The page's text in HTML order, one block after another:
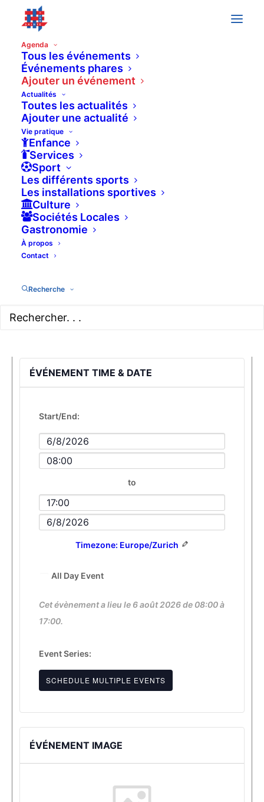
Agenda
Tous les événements
Événements phares
Ajouter un événement
Actualités
Toutes les actualités
Ajouter une actualité
Vie pratique
Enfance
Services
Sport
Les différents sports
Les installations sportives
Culture
Sociétés Locales
Gastronomie
À propos
Contact
Recherche
AJOUTER UN ÉVÉNEMENT
ÉVÉNEMENT TITLE:
ÉVÉNEMENT DESCRIPTION:
ÉVÉNEMENT TIME & DATE
Start/End:
Event
Start
Date
Event
Start
to
Event
End
Time
Event
End
Timezone: Europe/Zurich
All Day Event
Cet évènement a lieu le 6 août 2026 de 08:00 à
17:00.
Event Series:
SCHEDULE MULTIPLE EVENTS
ÉVÉNEMENT IMAGE